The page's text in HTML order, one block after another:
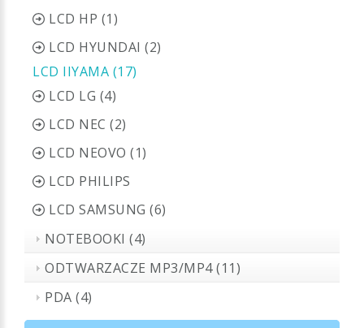
LCD HP (1)
LCD HYUNDAI (2)
LCD IIYAMA (17)
LCD LG (4)
LCD NEC (2)
LCD NEOVO (1)
LCD PHILIPS
LCD SAMSUNG (6)
NOTEBOOKI (4)
ODTWARZACZE MP3/MP4 (11)
PDA (4)